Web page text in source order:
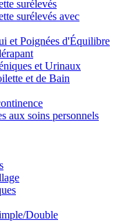
surélevés
surélevés avec
et Poignées d'Équilibre
et Urinaux
et de Bain
aux soins personnels
Double